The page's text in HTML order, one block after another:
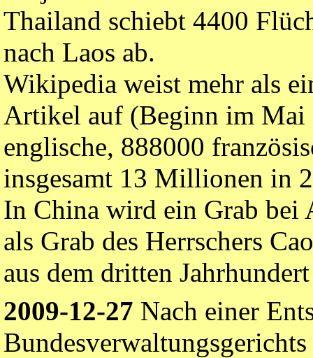
Thailand schiebt 4400
nach Laos ab.
Wikipedia weist mehr als
Artikel auf (Beginn im
englische, 888000
insgesamt 13 Millionen in
In China wird ein Grab bei
als Grab des Herrschers
aus dem dritten
2009-12-27 Nach einer